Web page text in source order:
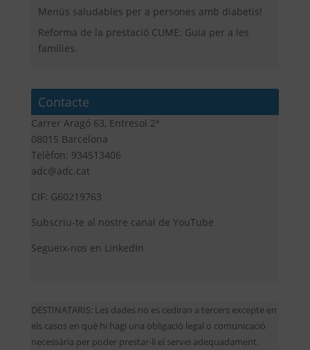
Menús saludables per a persones amb diabetis!
Reforma de la prestació CUME: Guia per a les
famílies.
Contacte
Carrer Aragó 63, Entresol 2ª
08015 Barcelona
Telèfon: 934513406
adc@adc.cat
CIF: G60219763
Subscriu-te al nostre canal de YouTube
Segueix-nos en LinkedIn
DESTINATARIS: Les dades no es cediran a tercers excepte en
els casos en què hi hagi una obligació legal o comunicació
necessària per poder prestar-li el servei adequadament.